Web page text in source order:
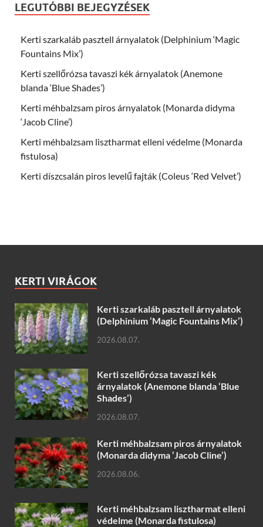
LEGUTÓBBI BEJEGYZÉSEK
Kerti szarkaláb pasztell árnyalatok (Delphinium ‘Magic
Fountains Mix’)
Kerti szellőrózsa tavaszi kék árnyalatok (Anemone
blanda ‘Blue Shades’)
Kerti méhbalzsam piros árnyalatok (Monarda didyma
‘Jacob Cline’)
Kerti méhbalzsam lisztharmat elleni védelme (Monarda
fistulosa)
Kerti díszcsalán piros levelű fajták (Coleus ‘Red Velvet’)
KERTI VIRÁGOK
Kerti szarkaláb pasztell árnyalatok
(Delphinium ‘Magic Fountains Mix’)
2026.08.07.
Kerti szellőrózsa tavaszi kék
árnyalatok (Anemone blanda ‘Blue
Shades’)
2026.08.07.
Kerti méhbalzsam piros árnyalatok
(Monarda didyma ‘Jacob Cline’)
2026.08.06.
Kerti méhbalzsam lisztharmat elleni
védelme (Monarda fistulosa)